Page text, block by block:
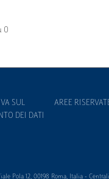
0
SUL
DEI DATI
AREE
Pola 12, 00198 Roma, Italia -